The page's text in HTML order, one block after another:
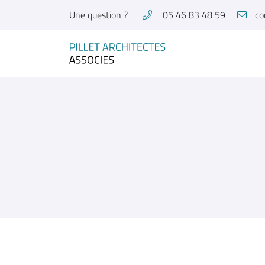
Une question ? 05 46 83 48 59
17300 Rochefort
05 46 83 48 59